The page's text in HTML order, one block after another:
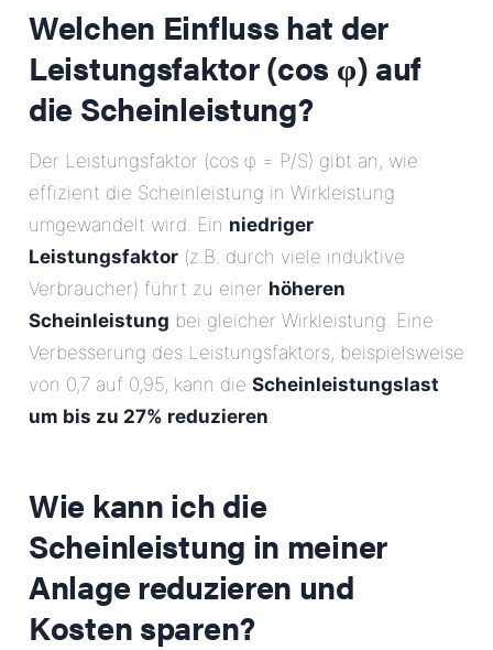
Welchen Einfluss hat der
Leistungsfaktor (cos φ) auf
die Scheinleistung?
Der Leistungsfaktor (cos φ = P/S) gibt an, wie
effizient die Scheinleistung in Wirkleistung
umgewandelt wird. Ein niedriger
Leistungsfaktor (z.B. durch viele induktive
Verbraucher) führt zu einer höheren
Scheinleistung bei gleicher Wirkleistung. Eine
Verbesserung des Leistungsfaktors, beispielsweise
von 0,7 auf 0,95, kann die Scheinleistungslast
um bis zu 27% reduzieren.
Wie kann ich die
Scheinleistung in meiner
Anlage reduzieren und
Kosten sparen?